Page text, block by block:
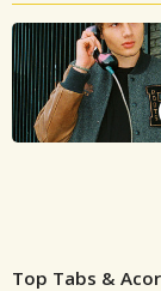
Top Tabs &